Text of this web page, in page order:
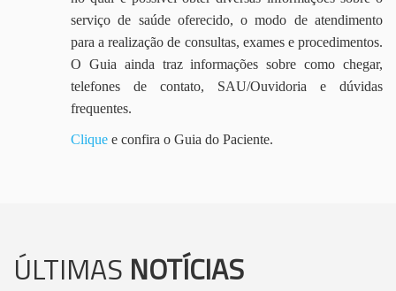
serviço de saúde oferecido, o modo de atendimento
para a realização de consultas, exames e procedimentos.
O Guia ainda traz informações sobre como chegar,
telefones de contato, SAU/Ouvidoria e dúvidas
frequentes.
Clique e confira o Guia do Paciente.
ÚLTIMAS NOTÍCIAS